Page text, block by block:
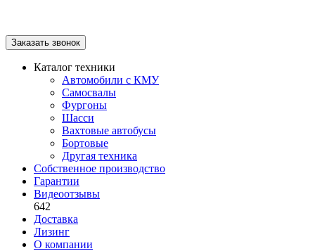
Заказать звонок
Каталог техники
Автомобили с КМУ
Самосвалы
Фургоны
Шасси
Вахтовые автобусы
Бортовые
Другая техника
Собственное производство
Гарантии
Видеоотзывы
642
Доставка
Лизинг
О компании